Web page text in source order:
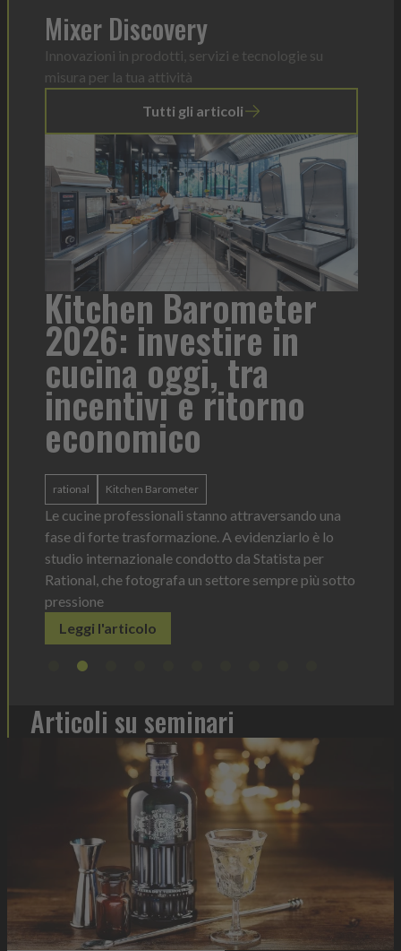
Mixer Discovery
Innovazioni in prodotti, servizi e tecnologie su
misura per la tua attività
Tutti gli articoli
sotto
Heinz Mayonnaise: un
formato per ogni
contesto di servizio
Heinz Mayonnaise Heinz
La novità di quest'anno è la Chef Bottle 1L:
ergonomica, con perfetta visibilità sul contenuto e
dosaggio sempre sotto controllo
Leggi l'articolo
Articoli su seminari